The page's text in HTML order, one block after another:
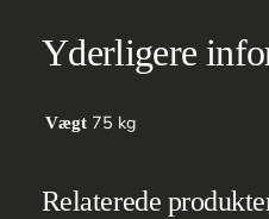
Yderligere
Vægt 75 kg
Relaterede